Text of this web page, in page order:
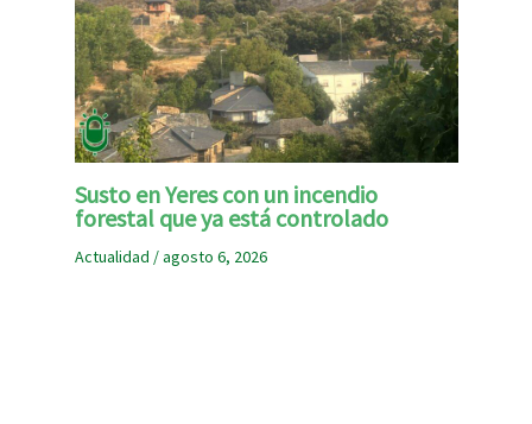
Susto en Yeres con un incendio
forestal que ya está controlado
Actualidad /agosto 6, 2026